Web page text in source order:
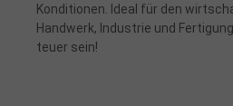
Konditionen. Ideal für den
Handwerk, Industrie und
teuer sein!